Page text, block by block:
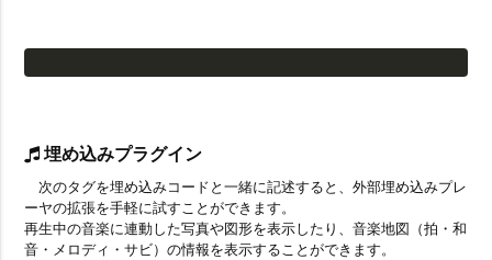
埋め込みプラグイン
次のタグを埋め込みコードと一緒に記述すると、外部埋め込みプレ
ーヤの拡張を手軽に試すことができます。
再生中の音楽に連動した写真や図形を表示したり、音楽地図（拍・和
音・メロディ・サビ）の情報を表示することができます。